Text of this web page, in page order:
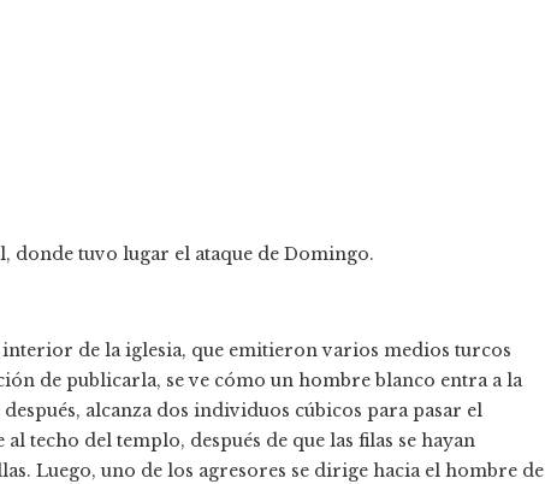
donde tuvo lugar el ataque de Domingo.
de la iglesia, que emitieron varios medios turcos
de publicarla, se ve cómo un hombre blanco entra a la
alcanza dos individuos cúbicos para pasar el
techo del templo, después de que las filas se hayan
Luego, uno de los agresores se dirige hacia el hombre de